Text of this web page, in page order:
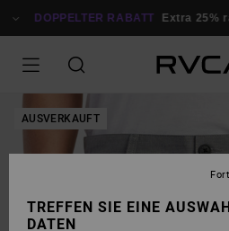
ZUR
DOPPELTER RABATT Extra 25%
AUSVERKAUFT
TREFFEN SIE EINE
DATEN